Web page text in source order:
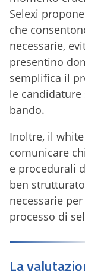
Selexi
che
necessarie,
presentino
semplifica il
le
bando.
Inoltre, il
comunicare
e procedurali
ben
necessarie
processo di
La